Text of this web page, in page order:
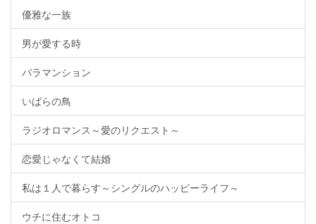
優雅な一族
男が愛する時
バラマンション
いばらの鳥
ラジオロマンス～愛のリクエスト～
恋愛じゃなくて結婚
私は１人で暮らす～シングルのハッピーライフ～
ウチに住むオトコ